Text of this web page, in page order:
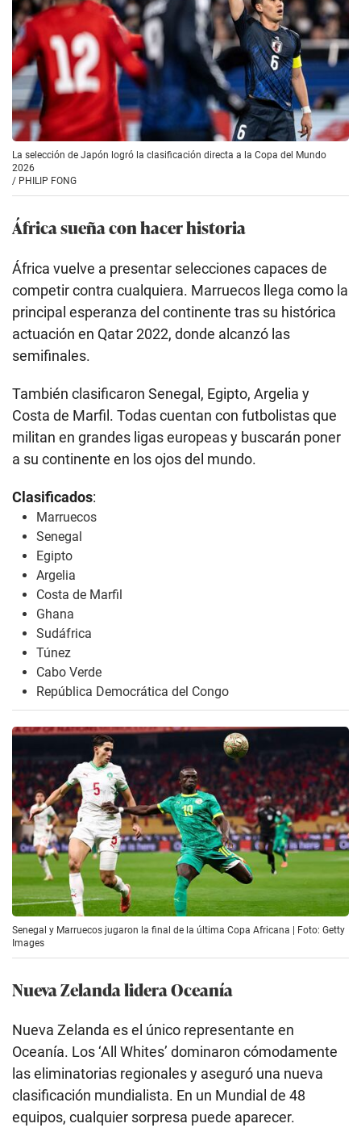
La selección de Japón logró la clasificación directa a la Copa del Mundo
2026
/ PHILIP FONG
África sueña con hacer historia
África vuelve a presentar selecciones capaces de
competir contra cualquiera. Marruecos llega como la
principal esperanza del continente tras su histórica
actuación en Qatar 2022, donde alcanzó las
semifinales.
También clasificaron Senegal, Egipto, Argelia y
Costa de Marfil. Todas cuentan con futbolistas que
militan en grandes ligas europeas y buscarán poner
a su continente en los ojos del mundo.
Clasificados:
Marruecos
Senegal
Egipto
Argelia
Costa de Marfil
Ghana
Sudáfrica
Túnez
Cabo Verde
República Democrática del Congo
Senegal y Marruecos jugaron la final de la última Copa Africana | Foto: Getty
Images
Nueva Zelanda lidera Oceanía
Nueva Zelanda es el único representante en
Oceanía. Los ‘All Whites’ dominaron cómodamente
las eliminatorias regionales y aseguró una nueva
clasificación mundialista. En un Mundial de 48
equipos, cualquier sorpresa puede aparecer.